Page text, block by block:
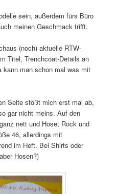
sein, außerdem fürs Büro
meinen Geschmack trifft.
(noch) aktuelle RTW-
Titel, Trenchcoat-Details an
man schon mal was mit
Seite stößt mich erst mal ab,
gar nicht meins. Auf den
nett und Hose, Rock und
46, allerdings mit
im Heft. Bei Shirts oder
Hosen?)